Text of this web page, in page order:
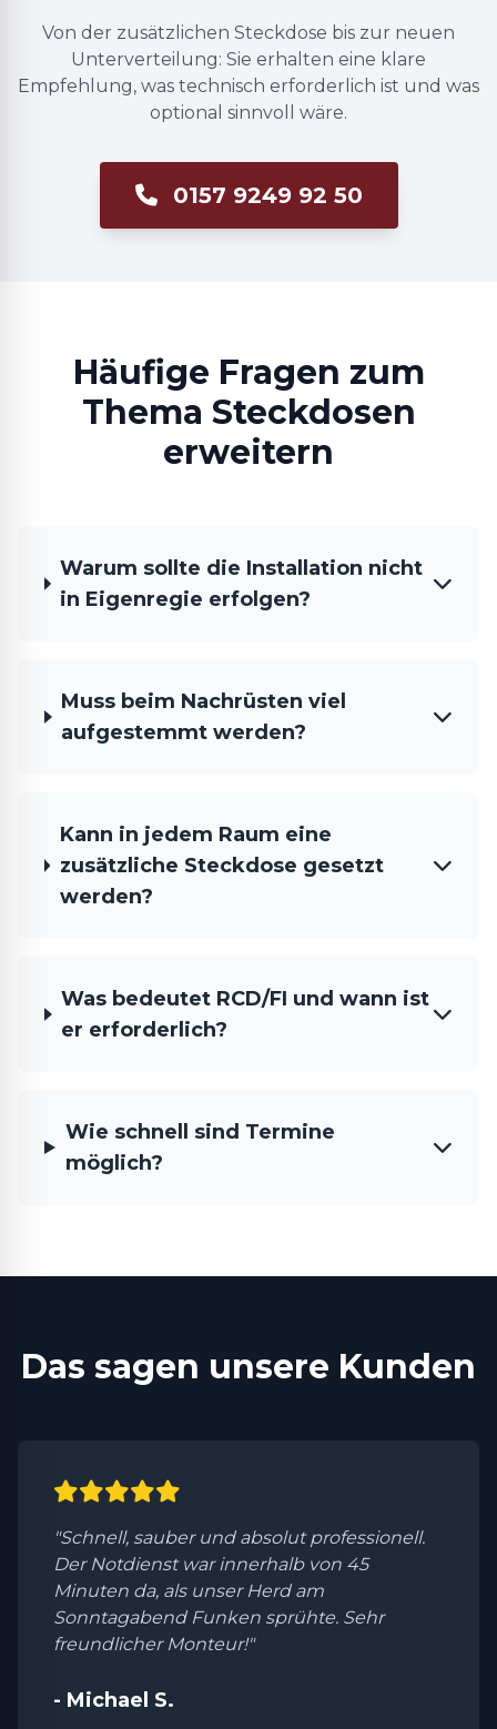
Von der zusätzlichen Steckdose bis zur neuen
Unterverteilung: Sie erhalten eine klare
Empfehlung, was technisch erforderlich ist und was
optional sinnvoll wäre.
0157 9249 92 50
Häufige Fragen zum
Thema Steckdosen
erweitern
Warum sollte die Installation nicht
in Eigenregie erfolgen?
Muss beim Nachrüsten viel
aufgestemmt werden?
Kann in jedem Raum eine
zusätzliche Steckdose gesetzt
werden?
Was bedeutet RCD/FI und wann ist
er erforderlich?
Wie schnell sind Termine
möglich?
Das sagen unsere Kunden
"Schnell, sauber und absolut professionell.
Der Notdienst war innerhalb von 45
Minuten da, als unser Herd am
Sonntagabend Funken sprühte. Sehr
freundlicher Monteur!"
- Michael S.